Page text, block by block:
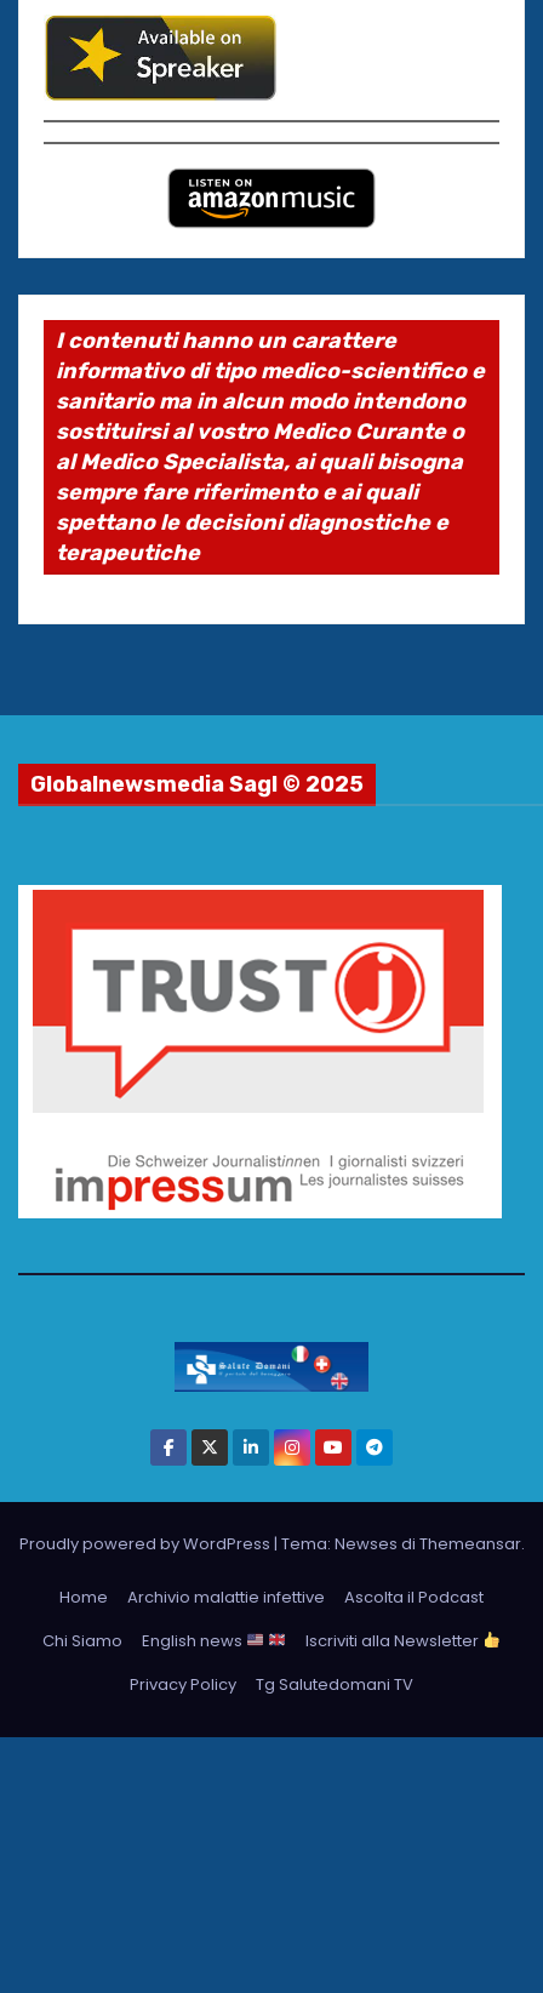
I contenuti hanno un carattere
informativo di tipo medico-scientifico e
sanitario ma in alcun modo intendono
sostituirsi al vostro Medico Curante o
al Medico Specialista, ai quali bisogna
sempre fare riferimento e ai quali
spettano le decisioni diagnostiche e
terapeutiche
Globalnewsmedia Sagl © 2025
Proudly powered by WordPress | Tema: Newses di Themeansar.
Home Archivio malattie infettive
Ascolta il Podcast
Chi Siamo
English news
Iscriviti alla Newsletter
Privacy Policy
Tg Salutedomani TV